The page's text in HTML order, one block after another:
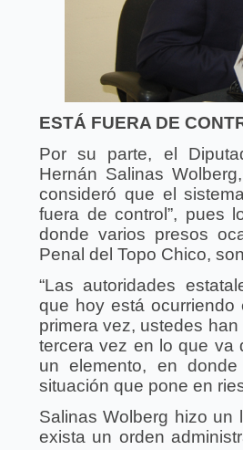
ESTÁ FUERA DE
Por su parte, el
Hernán Salinas
consideró que el
fuera de control”, pues
donde varios presos
Penal del Topo Chico,
“Las autoridades
que hoy está
primera vez, ustedes
tercera vez en lo que va
un elemento, en
situación que pone en
Salinas Wolberg hizo un
exista un orden